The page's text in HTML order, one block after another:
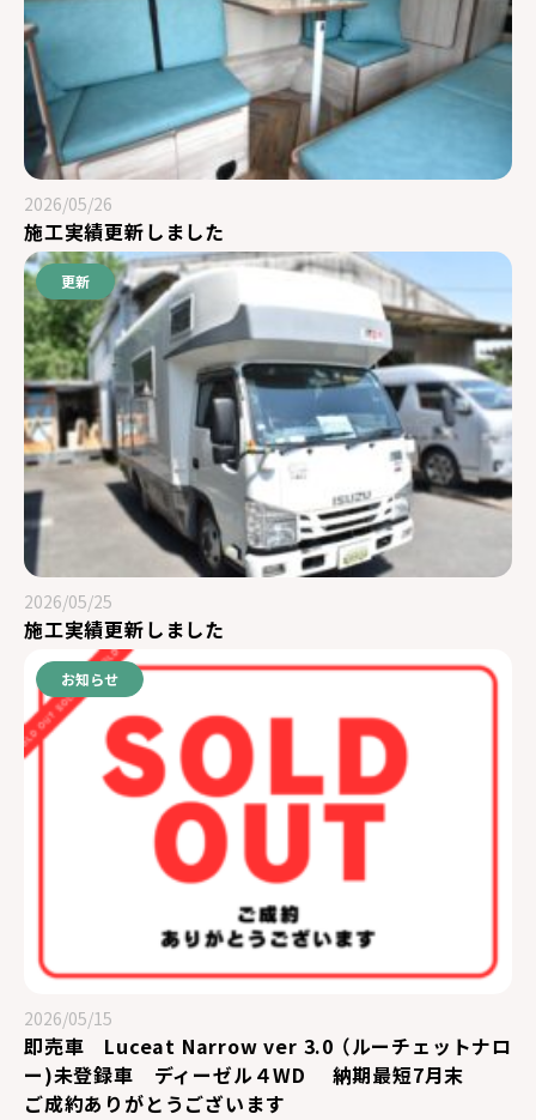
2026/05/26
施工実績更新しました
更新
2026/05/25
施工実績更新しました
お知らせ
2026/05/15
即売車 Luceat Narrow ver 3.0 （ルーチェットナロ
ー)未登録車 ディーゼル４WD 納期最短7月末
ご成約ありがとうございます